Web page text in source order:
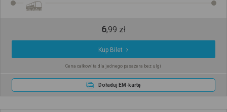
6,99 zł
Kup Bilet
Cena całkowita dla jednego pasażera bez ulgi
Doładuj EM-kartę